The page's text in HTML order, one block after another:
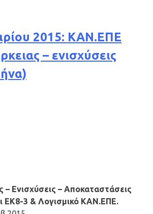
2015: ΚΑΝ.ΕΠΕ
– ενισχύσεις
– Ενισχύσεις – Αποκαταστάσεις
ΕΚ8-3 & Λογισμικό ΚΑΝ.ΕΠΕ.